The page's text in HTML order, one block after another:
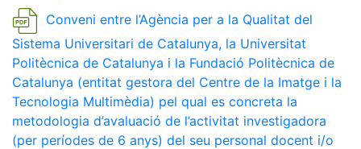
Conveni entre l’Agència per a la Qualitat del
Sistema Universitari de Catalunya, la Universitat
Politècnica de Catalunya i la Fundació Politècnica de
Catalunya (entitat gestora del Centre de la Imatge i la
Tecnologia Multimèdia) pel qual es concreta la
metodologia d’avaluació de l’activitat investigadora
(per períodes de 6 anys) del seu personal docent i/o